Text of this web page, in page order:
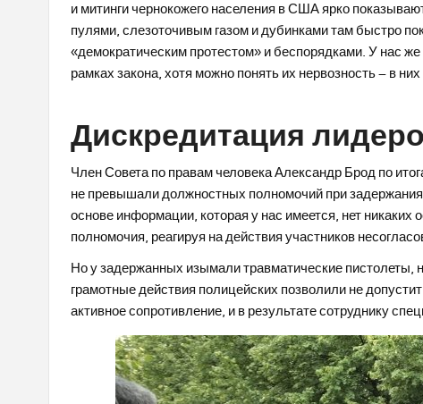
и митинги чернокожего населения в США ярко
пулями, слезоточивым газом и дубинками там быстро
«демократическим протестом» и беспорядками. У нас
рамках закона, хотя можно понять их нервозность – в
Дискредитация
Член Совета по правам человека Александр Брод по
не превышали должностных полномочий при
основе информации, которая у нас имеется, нет
полномочия, реагируя на действия участников
Но у задержанных изымали травматические
грамотные действия полицейских позволили не
активное сопротивление, и в результате сотруднику